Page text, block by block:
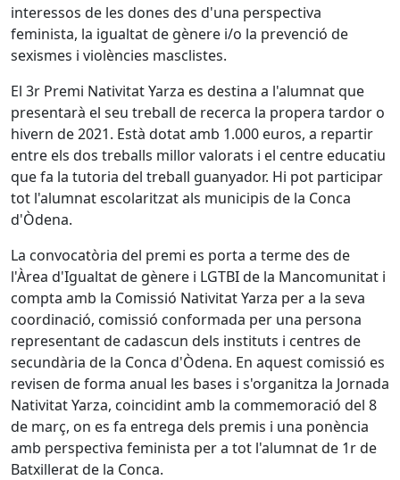
interessos de les dones des d'una perspectiva
feminista, la igualtat de gènere i/o la prevenció de
sexismes i violències masclistes.
El 3r Premi Nativitat Yarza es destina a l'alumnat que
presentarà el seu treball de recerca la propera tardor o
hivern de 2021. Està dotat amb 1.000 euros, a repartir
entre els dos treballs millor valorats i el centre educatiu
que fa la tutoria del treball guanyador. Hi pot participar
tot l'alumnat escolaritzat als municipis de la Conca
d'Òdena.
La convocatòria del premi es porta a terme des de
l'Àrea d'Igualtat de gènere i LGTBI de la Mancomunitat i
compta amb la Comissió Nativitat Yarza per a la seva
coordinació, comissió conformada per una persona
representant de cadascun dels instituts i centres de
secundària de la Conca d'Òdena. En aquest comissió es
revisen de forma anual les bases i s'organitza la Jornada
Nativitat Yarza, coincidint amb la commemoració del 8
de març, on es fa entrega dels premis i una ponència
amb perspectiva feminista per a tot l'alumnat de 1r de
Batxillerat de la Conca.